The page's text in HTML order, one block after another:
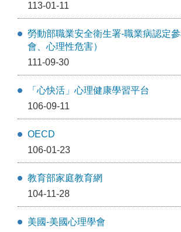
113-01-11
勞動部職業安全衛生署-職業病認定
會、心理性危害）
111-09-30
「心快活」心理健康學習平台
106-09-11
OECD
106-01-23
教育部家庭教育網
104-11-28
美國-美國心理學會